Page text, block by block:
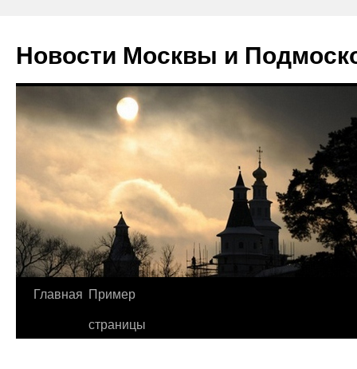
Новости Москвы и
Перейти
Главная Пример
страницы